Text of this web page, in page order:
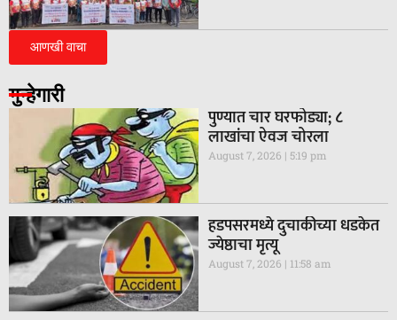
आणखी वाचा
गुन्हेगारी
पुण्यात चार घरफोड्या; ८
लाखांचा ऐवज चोरला
August 7, 2026 5:19 pm
हडपसरमध्ये दुचाकीच्या धडकेत
ज्येष्ठाचा मृत्यू
August 7, 2026 11:58 am